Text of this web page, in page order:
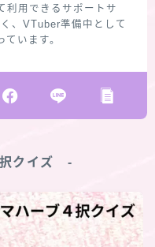
利用できるサポートサ
、VTuber準備中として
います。
クイズ ‐